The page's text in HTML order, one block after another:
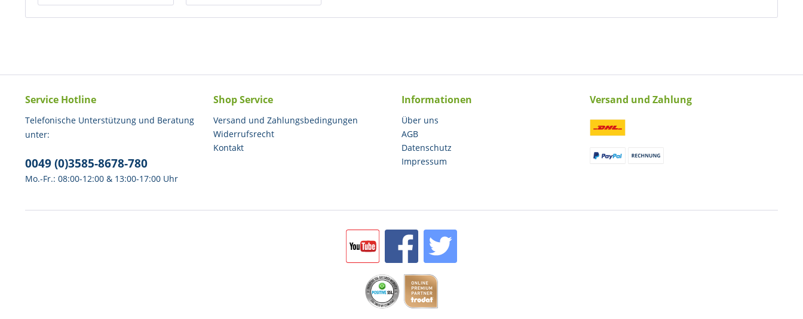
Service Hotline
Telefonische Unterstützung und Beratung
unter:
0049 (0)3585-8678-780
Mo.-Fr.: 08:00-12:00 & 13:00-17:00 Uhr
Shop Service
Versand und Zahlungsbedingungen
Widerrufsrecht
Kontakt
Informationen
Über uns
AGB
Datenschutz
Impressum
Versand und Zahlung